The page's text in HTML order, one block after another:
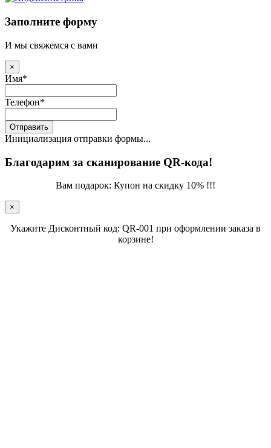
Заполните форму
И мы свяжемся с вами
×
Имя*
Телефон*
Отправить
Инициализация отправки формы...
Благодарим за сканирование QR-кода!
Вам подарок: Купон на скидку 10% !!!
×
Укажите Дисконтный код: QR-001 при оформлении заказа в
корзине!